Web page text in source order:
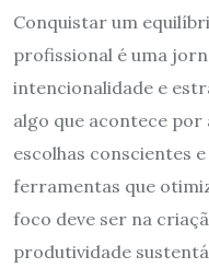
Conquistar um
profissional é uma
intencionalidade e
algo que acontece por
escolhas conscientes
ferramentas que
foco deve ser na
produtividade